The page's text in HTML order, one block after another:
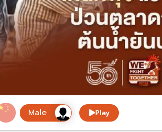
Play